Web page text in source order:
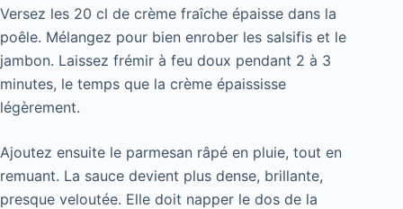
Versez les 20 cl de crème fraîche épaisse dans la
poêle. Mélangez pour bien enrober les salsifis et le
jambon. Laissez frémir à feu doux pendant 2 à 3
minutes, le temps que la crème épaississe
légèrement.
Ajoutez ensuite le parmesan râpé en pluie, tout en
remuant. La sauce devient plus dense, brillante,
presque veloutée. Elle doit napper le dos de la